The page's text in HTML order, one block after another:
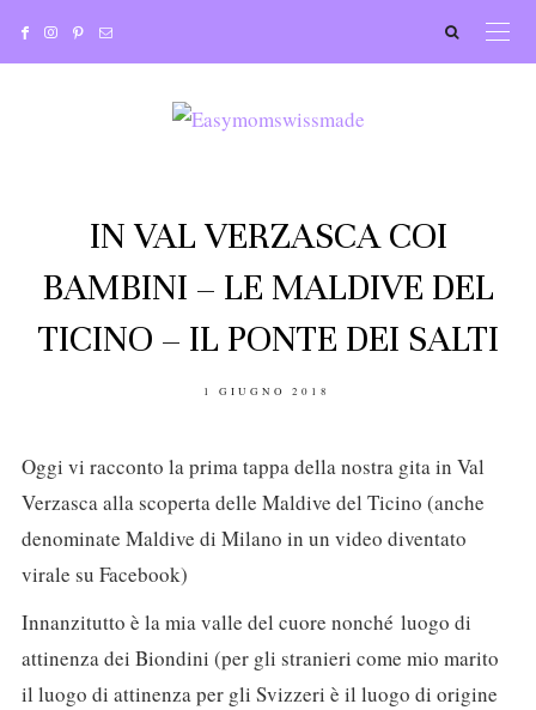
IN VAL VERZASCA COI
BAMBINI – LE MALDIVE DEL
TICINO – IL PONTE DEI SALTI
POSTED
1 GIUGNO 2018
Oggi vi racconto la prima tappa della nostra gita in Val
Verzasca alla scoperta delle Maldive del Ticino (anche
denominate Maldive di Milano in un video diventato
virale su Facebook)
Innanzitutto è la mia valle del cuore nonché luogo di
attinenza dei Biondini (per gli stranieri come mio marito
il luogo di attinenza per gli Svizzeri è il luogo di origine